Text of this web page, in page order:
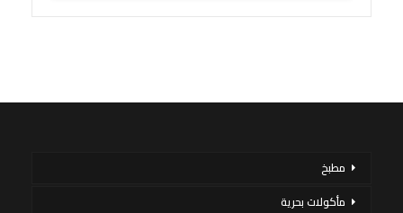
مطبخ
مأكولات بحرية